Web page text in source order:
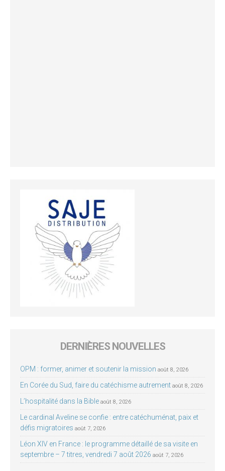
DERNIÈRES NOUVELLES
OPM : former, animer et soutenir la mission août 8, 2026
En Corée du Sud, faire du catéchisme autrement août 8, 2026
L’hospitalité dans la Bible août 8, 2026
Le cardinal Aveline se confie : entre catéchuménat, paix et
défis migratoires août 7, 2026
Léon XIV en France : le programme détaillé de sa visite en
septembre – 7 titres, vendredi 7 août 2026 août 7, 2026